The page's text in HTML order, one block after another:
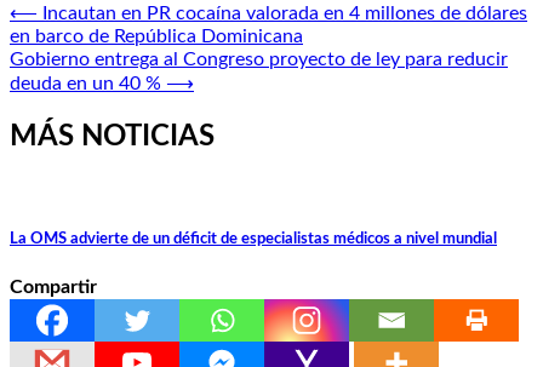
Navegación
de
entradas
⟵
Incautan en PR cocaína valorada en 4 millones de dólares
en barco de República Dominicana
Gobierno entrega al Congreso proyecto de ley para reducir
deuda en un 40 % ⟶
MÁS NOTICIAS
La OMS advierte de un déficit de especialistas médicos a nivel mundial
Compartir